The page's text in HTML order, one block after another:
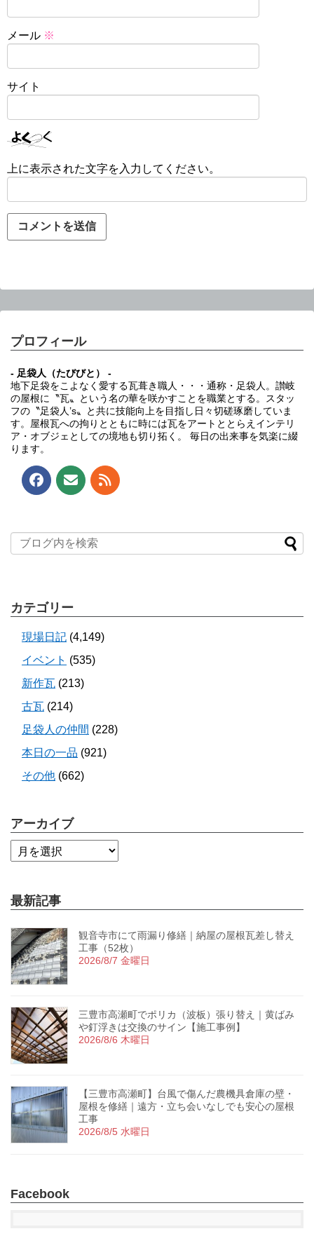
メール ※
サイト
上に表示された文字を入力してください。
プロフィール
- 足袋人（たびびと） -
地下足袋をこよなく愛する瓦葺き職人・・・通称・足袋人。讃岐
の屋根に〝瓦〟という名の華を咲かすことを職業とする。スタッ
フの〝足袋人’s〟と共に技能向上を目指し日々切磋琢磨していま
す。屋根瓦への拘りとともに時には瓦をアートととらえインテリ
ア・オブジェとしての境地も切り拓く。 毎日の出来事を気楽に綴
ります。
カテゴリー
現場日記 (4,149)
イベント (535)
新作瓦 (213)
古瓦 (214)
足袋人の仲間 (228)
本日の一品 (921)
その他 (662)
アーカイブ
最新記事
観音寺市にて雨漏り修繕｜納屋の屋根瓦差し替え
工事（52枚）
2026/8/7 金曜日
三豊市高瀬町でポリカ（波板）張り替え｜黄ばみ
や釘浮きは交換のサイン【施工事例】
2026/8/6 木曜日
【三豊市高瀬町】台風で傷んだ農機具倉庫の壁・
屋根を修繕｜遠方・立ち会いなしでも安心の屋根
工事
2026/8/5 水曜日
Facebook